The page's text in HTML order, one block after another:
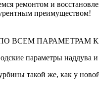
ремонтом и
преимуществом!
ВСЕМ ПАРАМЕТРАМ
параметры наддува
такой же, как у